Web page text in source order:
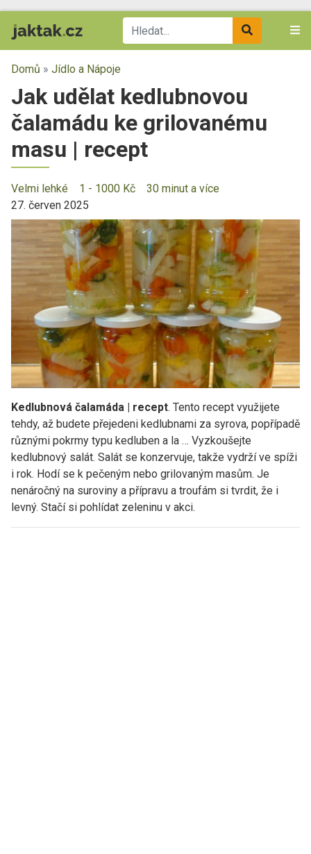
Domů » Jídlo a Nápoje
Jak udělat kedlubnovou
čalamádu ke grilovanému
masu | recept
Velmi lehké 1 - 1000 Kč
30 minut a více
27. červen 2025
Kedlubnová čalamáda | recept. Tento recept využijete
tehdy, až budete přejedeni kedlubnami za syrova, popřípadě
různými pokrmy typu kedluben a la … Vyzkoušejte
kedlubnový salát. Salát se konzervuje, takže vydrží ve spíži
i rok. Hodí se k pečeným nebo grilovaným masům. Je
nenáročný na suroviny a přípravu a troufám si tvrdit, že i
levný. Stačí si pohlídat zeleninu v akci.